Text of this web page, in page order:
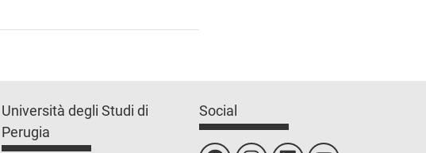
Università degli Studi di
Perugia
Social